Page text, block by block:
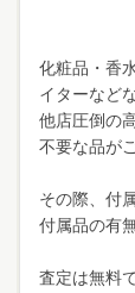
化粧品・香
イターなど
他店圧倒の
不要な品が
その際、付
付属品の有
査定は無料